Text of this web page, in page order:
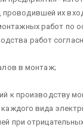
их
ра­бот по
работ
в монтаж;
к производству
вида
при